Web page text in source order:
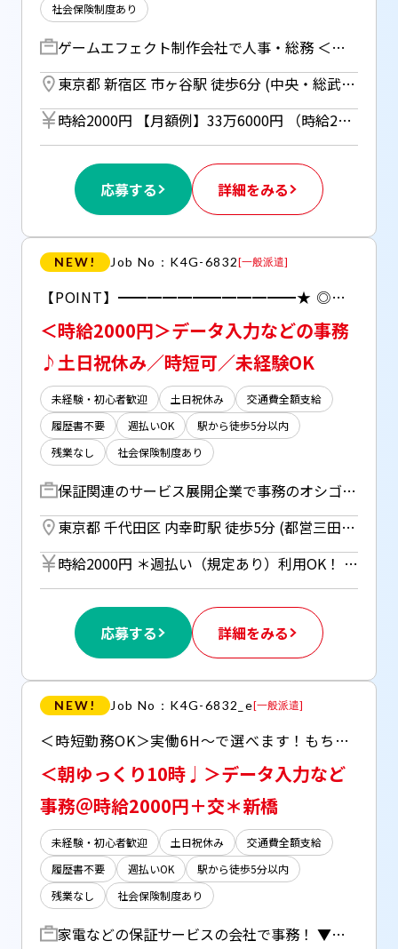
社会保険制度あり
ゲームエフェクト制作会社で人事・総務 ＜業務内容＞ ▼各種書類/資料作成、ファイリング ▼データ入力、管理 ▼電話対応、来客対応 ▼オフィスのセキュリティ管理 ▼備品管理 ▼各種イベント・行事のサポート ▼面接対応・選考メールのやりとり ▼協力企業との打合せ ▼ブログ・SNS更新 ＊できるところから少しずつおまかせするので安心♪
東京都 新宿区 市ヶ谷駅 徒歩6分 (中央・総武線、東京メトロ有楽町線、南北線、都営新宿線) ／ 四ツ谷駅 徒歩7分 (中央線、中央・総武線、東京メトロ丸ノ内線、南北線)
時給2000円 【月額例】33万6000円 （時給2000円×8h×21日勤務の場合） ＊週払い（規定あり）利用OK！ 但し、週払い制度は初回2ヵ月間のみ、 3ヵ月目以降は月払い制になります。 利用についてはご本人様からお仕事紹介時に申請があった場合のみとなります。
応募する 詳細をみる
NEW! Job No：K4G-6832[一般派遣]
【POINT】━━━━━━━━━━━━★ ◎未経験からでもしっかり稼げるのが嬉しい！ ◎駅直結だから通勤面ラクラク♪ ◎時短も相談できる職場です！
＜時給2000円＞データ入力などの事務
♪土日祝休み／時短可／未経験OK
未経験・初心者歓迎 土日祝休み
交通費全額支給
履歴書不要
週払いOK
駅から徒歩5分以内
残業なし
社会保険制度あり
保証関連のサービス展開企業で事務のオシゴト ▼システムへのデータ入力・登録 ▼請求業務（売上集計、請求書発行） ▼サービスご案内の電話（1日10件程度） ⇒アポイント取得までをお任せ！ ▼営業さんからの頼まれごと →リスト作成、データ分析など ▼電話・メール対応 ・・・その他付随する業務
東京都 千代田区 内幸町駅 徒歩5分 (都営三田線)
時給2000円 ＊週払い（規定あり）利用OK！ 但し、週払い制度は初回2ヵ月間のみ、 3ヵ月目以降は月払い制になります。 利用についてはご本人様からお仕事紹介時に申請があった場合のみとなります。
応募する 詳細をみる
NEW! Job No：K4G-6832_e[一般派遣]
＜時短勤務OK＞実働6H～で選べます！もちろんフルタイムも大歓迎♩朝はゆっくり10時～ ＜時給2000円＞交通費は別途支給あり！ 【自宅で完結！WEB登録受付中】
＜朝ゆっくり10時♩＞データ入力など
事務＠時給2000円＋交＊新橋
未経験・初心者歓迎 土日祝休み
交通費全額支給
履歴書不要
週払いOK
駅から徒歩5分以内
残業なし
社会保険制度あり
家電などの保証サービスの会社で事務！ ▼システムへのデータ入力・修正 ▼売上集計、請求書発行 ▼サービスご案内の電話（1日10件程度） ⇒アポイント取得までをお任せ！ ▼データ・リスト作成 ▼電話・メール対応 など ＊Excel・Googleスプレッドシートを使用します